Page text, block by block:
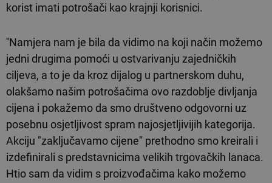
korist imati potrošači kao krajnji korisnici.
''Namjera nam je bila da vidimo na koji način možemo
jedni drugima pomoći u ostvarivanju zajedničkih
ciljeva, a to je da kroz dijalog u partnerskom duhu,
olakšamo našim potrošačima ovo razdoblje divljanja
cijena i pokažemo da smo društveno odgovorni uz
posebnu osjetljivost spram najosjetljivijih kategorija.
Akciju "zaključavamo cijene" prethodno smo kreirali i
izdefinirali s predstavnicima velikih trgovačkih lanaca.
Htio sam da vidim s proizvođačima kako možemo